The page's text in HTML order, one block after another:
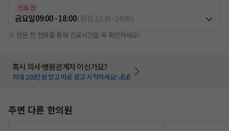
진료 전
금요일09:00 - 18:00(점심 12:30-14:00)
※ 방문 전 전화를 통해 진료시간을 꼭 확인하세요!
혹시 의사·병원관계자 이신가요?
최대 200만원 받고 바로 광고 시작하세요! 💰💰
주변 다른 한의원